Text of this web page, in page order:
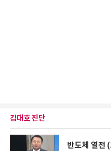
김대호 진단
반도체 열전